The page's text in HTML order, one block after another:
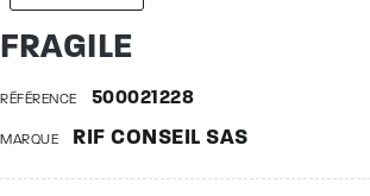
FRAGILE
RÉFÉRENCE 500021228
MARQUE RIF CONSEIL SAS